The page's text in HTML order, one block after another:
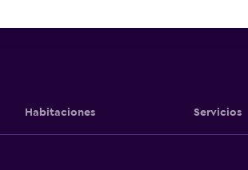
Habitaciones Servicios